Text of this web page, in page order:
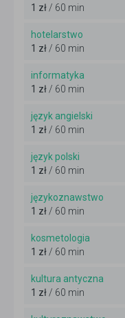
1 zł / 60 min
hotelarstwo
1 zł / 60 min
informatyka
1 zł / 60 min
język angielski
1 zł / 60 min
język polski
1 zł / 60 min
językoznawstwo
1 zł / 60 min
kosmetologia
1 zł / 60 min
kultura antyczna
1 zł / 60 min